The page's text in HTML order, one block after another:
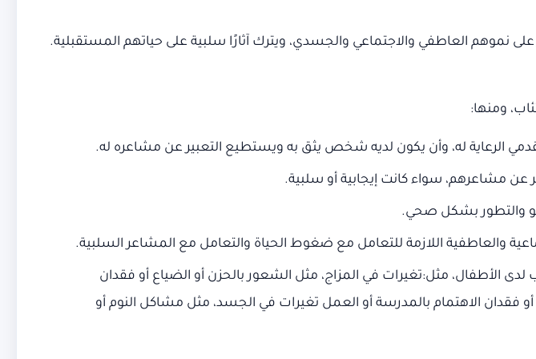
نموهم العاطفي والاجتماعي والجسدي، ويترك آثارًا سلبية على حياتهم المستقبلية.
ومنها:
الرعاية له، وأن يكون لديه شخص يثق به ويستطيع التعبير عن مشاعره له.
عن مشاعرهم، سواء كانت إيجابية أو سلبية.
والتطور بشكل صحي.
والعاطفية اللازمة للتعامل مع ضغوط الحياة والتعامل مع المشاعر السلبية.
لدى الأطفال، مثل:تغيرات في المزاج، مثل الشعور بالحزن أو الضياع أو فقدان
فقدان الاهتمام بالمدرسة أو العمل تغيرات في الجسد، مثل مشاكل النوم أو